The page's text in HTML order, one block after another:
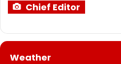
Chief Editor
Weather